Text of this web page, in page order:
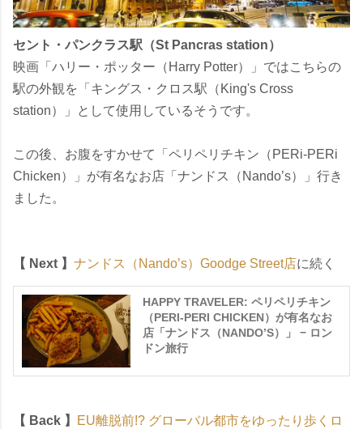
セント・パンクラス駅（St Pancras station）
映画「ハリー・ポッター（Harry Potter）」ではこちらの
駅の外観を「キングス・クロス駅（King's Cross
station）」として使用しているそうです。
この後、お腹をすかせて「ペリペリチキン（PERi-PERi
Chicken）」が有名なお店「ナンドス（Nando’s）」行き
ました。
【 Next 】 ナンドス（Nando’s）Goodge Street店に続く
HAPPY TRAVELER: ペリペリチキン
（PERI-PERI CHICKEN）が有名なお
店「ナンドス（NANDO’S）」 − ロン
ドン旅行
【 Back 】
EU離脱前!? グローバル都市をゆったり歩くロ